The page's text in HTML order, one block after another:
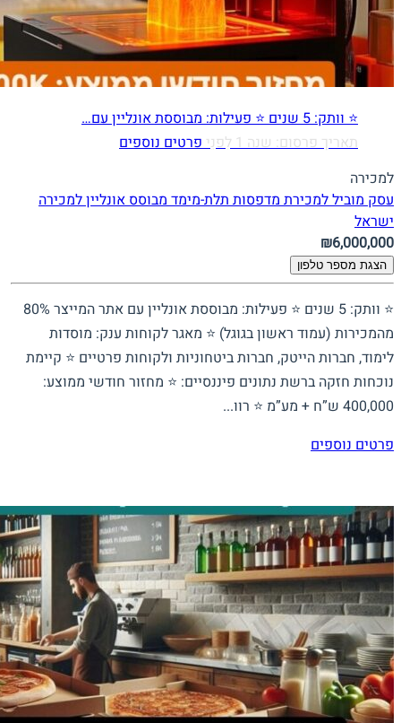
⭐ וותק: 5 שנים ⭐ פעילות: מבוססת אונליין עם…
תאריך פרסום: שנה 1 לִפנֵי
פרטים נוספים
למכירה
עסק מוביל למכירת מדפסות תלת-מימד מבוסס אונליין למכירה
ישראל
₪6,000,000
הצגת מספר טלפון
⭐ וותק: 5 שנים ⭐ פעילות: מבוססת אונליין עם אתר המייצר 80%
מהמכירות (עמוד ראשון בגוגל) ⭐ מאגר לקוחות ענק: מוסדות
לימוד, חברות הייטק, חברות ביטחוניות ולקוחות פרטיים ⭐ קיימת
נוכחות חזקה ברשת נתונים פיננסיים: ⭐ מחזור חודשי ממוצע:
400,000 ש”ח + מע”מ ⭐ רוו...
פרטים נוספים